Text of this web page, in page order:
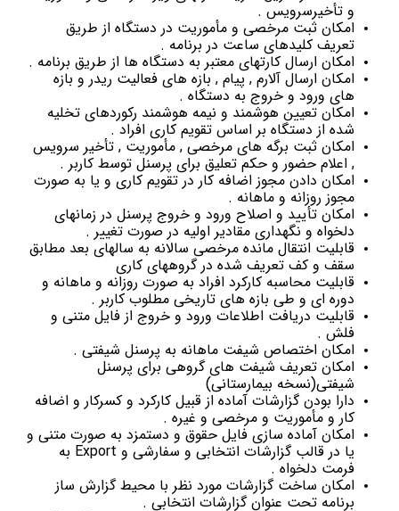
و تأخیرسرویس .
امکان ثبت مرخصی و مأموریت در دستگاه از طریق
تعریف کلیدهای ساعت در برنامه .
امکان ارسال کارتهای معتبر به دستگاه ها از طریق برنامه .
امکان ارسال آلارم , پیام , بازه های فعالیت ریدر و بازه
های ورود و خروج به دستگاه .
امکان تعیین هوشمند و نیمه هوشمند رکوردهای تخلیه
شده از دستگاه بر اساس تقویم کاری افراد .
امکان ثبت برگه های مرخصی , مأموریت , تأخیر سرویس
, اعلام حضور و حکم تعلیق برای پرسنل توسط کاربر .
امکان دادن مجوز اضافه کار در تقویم کاری و یا به صورت
مجوز روزانه و ماهانه .
امکان تأیید و اصلاح ورود و خروج پرسنل در زمانهای
دلخواه و نگهداری مقادیر اولیه در صورت تغییر .
قابلیت انتقال مانده مرخصی سالانه به سالهای بعد مطابق
سقف و کف تعریف شده در گروههای کاری
قابلیت محاسبه کارکرد افراد به صورت روزانه و ماهانه و
دوره ای و طی بازه های تاریخی مطلوب کاربر .
قابلیت دریافت اطلاعات ورود و خروج از فایل متنی و
فلش .
امکان اختصاص شیفت ماهانه به پرسنل شیفتی .
امکان تعریف شیفت های گروهی برای پرسنل
شیفتی(نسخه بیمارستانی)
دارا بودن گزارشات آماده از قبیل کارکرد و کسرکار و اضافه
کار و مأموریت و مرخصی و غیره .
امکان آماده سازی فایل حقوق و دستمزد به صورت متنی و
یا در قالب گزارشات انتخابی و سفارشی و Export به
فرمت دلخواه .
امکان ساخت گزارشات مورد نظر با محیط گزارش ساز
برنامه تحت عنوان گزارشات انتخابی .